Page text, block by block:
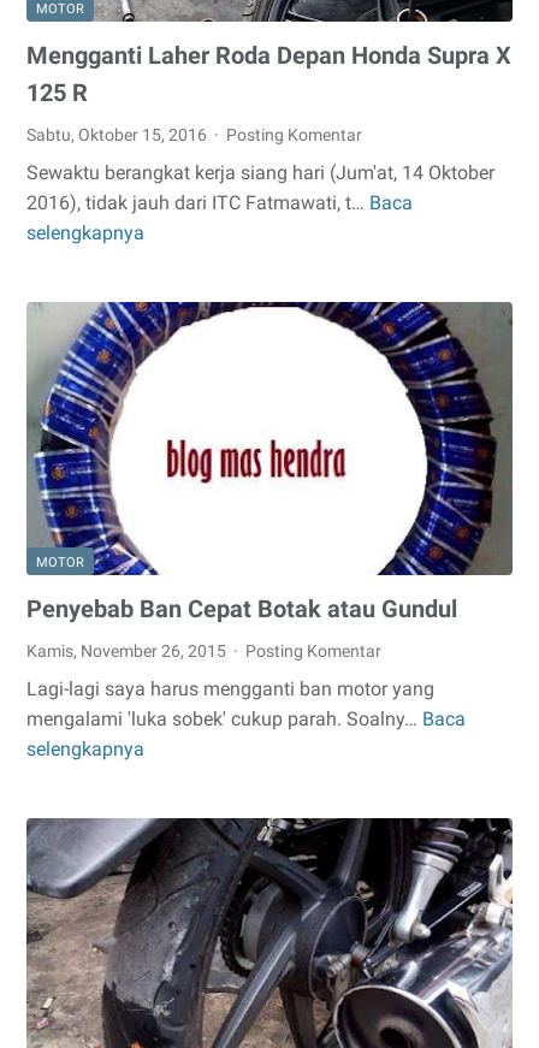
MOTOR
Mengganti Laher Roda Depan Honda Supra X
125 R
Sabtu, Oktober 15, 2016 Posting Komentar
Sewaktu berangkat kerja siang hari (Jum'at, 14 Oktober
2016), tidak jauh dari ITC Fatmawati, t… Baca
selengkapnya
Mengganti
Depan
Honda
Supra
MOTOR
Penyebab Ban Cepat Botak atau Gundul
Kamis, November 26, 2015 Posting Komentar
Lagi-lagi saya harus mengganti ban motor yang
mengalami 'luka sobek' cukup parah. Soalny… Baca
selengkapnya
Penyebab
Botak
atau
Gundul